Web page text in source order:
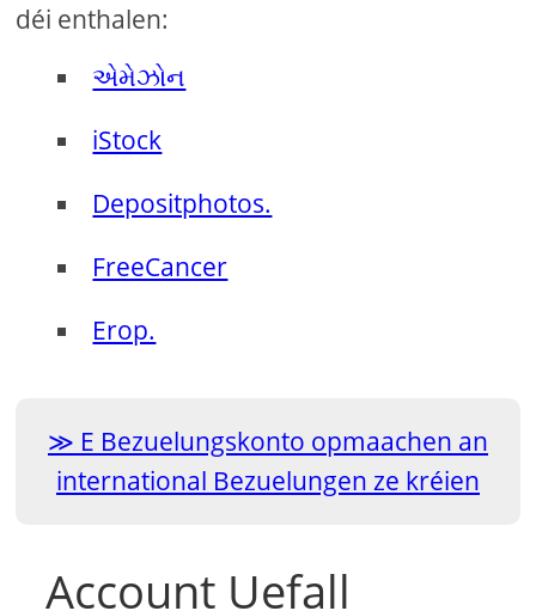
déi enthalen:
એમેઝોન
iStock
Depositphotos.
FreeCancer
Erop.
E Bezuelungskonto opmaachen an
international Bezuelungen ze kréien
Account Uefall